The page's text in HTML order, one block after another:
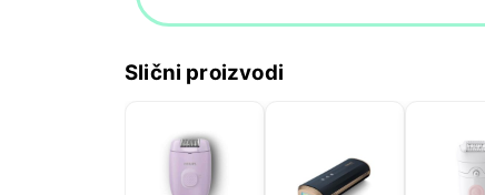
Slični proizvodi